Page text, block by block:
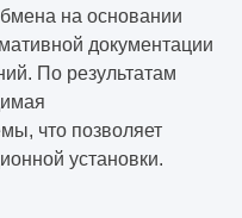
на основании
документации
По результатам
что позволяет
установки.